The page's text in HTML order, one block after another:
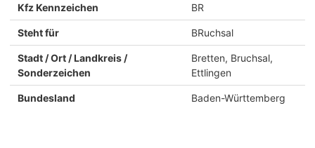
Kfz Kennzeichen BR
Steht für BRuchsal
Stadt / Ort / Landkreis /
Sonderzeichen
Bretten, Bruchsal,
Ettlingen
Bundesland Baden-Württemberg